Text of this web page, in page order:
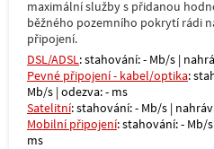
maximální služby s přidanou
běžného pozemního pokrytí rádi
připojení.
DSL/ADSL: stahování: - Mb/s |
Pevné připojení - kabel/optika:
Mb/s | odezva: - ms
Satelitní: stahování: - Mb/s |
Mobilní připojení: stahování: - Mb/
ms